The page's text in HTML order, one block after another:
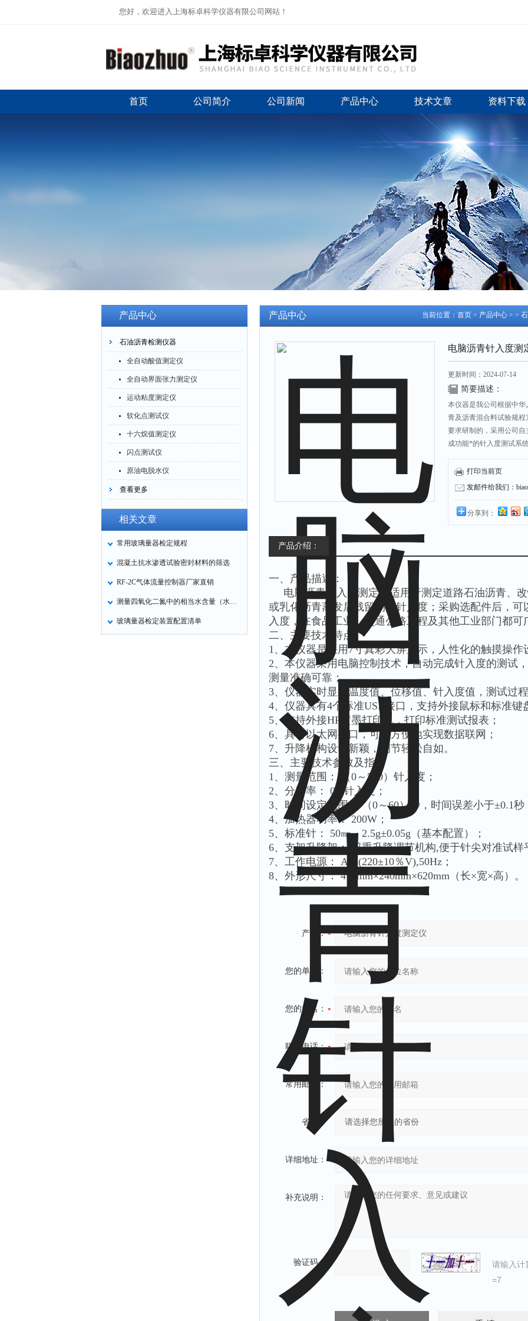
您好，欢迎进入上海标卓科学仪器有限公司网站！
首页 公司简介 公司新闻 产品中心 技术文章 资料下载
产品中心
石油沥青检测仪器
全自动酸值测定仪
全自动界面张力测定仪
运动粘度测定仪
软化点测试仪
十六烷值测定仪
闪点测试仪
原油电脱水仪
查看更多
相关文章
常用玻璃量器检定规程
混凝土抗水渗透试验密封材料的筛选
RF-2C气体流量控制器厂家直销
测量四氧化二氮中的相当水含量（水红外分析仪）
玻璃量器检定装置配置清单
当前位置： 首页 > 产品中心 > >
产品中心
电脑沥青针入度测
更新时间：2024-07-14
简要描述：
本仪器是我公司根据中华
青及沥青混合料试验规程
要求研制的，采用公司自
成功能*的针入度测试系统
打印当前页
发邮件给我们：
分享到：
产品介绍：
一、产品描述：
电脑沥青针入度测定仪适用于测定道路石油沥青、
或乳化沥青蒸发后残留物的针入度；采购选配件后，
入度，在食品工业、交通公路工程及其他工业部门都可
二、主要技术特点
1、本仪器是采用7寸真彩大屏显示，人性化的触摸操作
2、本仪器采用电脑控制技术，自动完成针入度的测试
测量准确可靠；
3、仪器实时显示温度值、位移值、针入度值，测试过
4、仪器具有4个标准USB接口，支持外接鼠标和标准键
5、支持外接HP喷墨打印机，打印标准测试报表；
6、具有以太网接口，可以方便地实现数据联网；
7、升降机构设计新颖，调节轻松自如。
三、主要技术参数及指标
1、测量范围： （0～500）针入度；
2、分辨率： 0.1针入度；
3、时间设定范围： （0～60）秒，时间误差小于±0.1秒
4、加热器功率： 200W；
5、标准针： 50㎜、2.5g±0.05g（基本配置）；
6、支架升降架： 双重升降调节机构,便于针尖对准试样
7、工作电源： AC (220±10％V),50Hz；
8、外形尺寸： 410mm×240mm×620mm（长×宽×高）。
产品：
您的单位：
您的姓名：
联系电话：
常用邮箱：
省份：
详细地址：
补充说明：
验证码：
请输入计
=7